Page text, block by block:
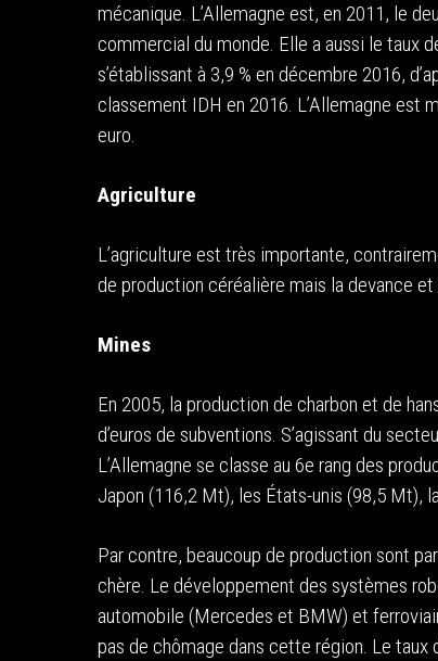
mécanique. L’Allemagne est, en 2011, le
commercial du monde. Elle a aussi le taux
s’établissant à 3,9 % en décembre 2016,
classement IDH en 2016. L’Allemagne est
euro.
Agriculture
L’agriculture est très importante,
de production céréalière mais la devance
Mines
En 2005, la production de charbon et de
d’euros de subventions. S’agissant du
L’Allemagne se classe au 6e rang des
Japon (116,2 Mt), les États-unis (98,5 Mt),
Par contre, beaucoup de production sont
chère. Le développement des systèmes
automobile (Mercedes et BMW) et
pas de chômage dans cette région. Le taux